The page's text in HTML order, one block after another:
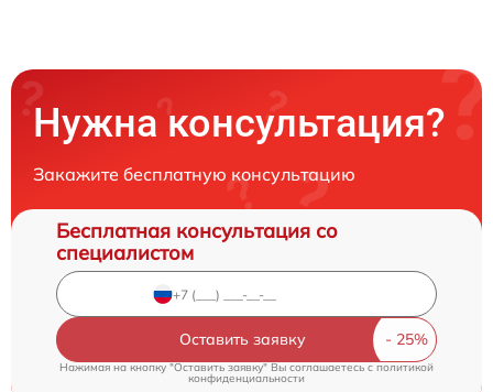
Нужна консультация?
Закажите бесплатную консультацию
Бесплатная консультация со
специалистом
Оставить заявку
Нажимая на кнопку "Оставить заявку" Вы соглашаетесь cполитикой
конфиденциальности